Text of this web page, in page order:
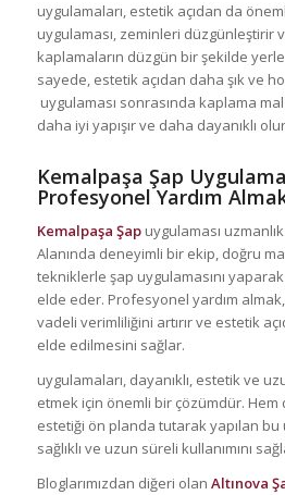
uygulamaları, estetik açıdan da
uygulaması, zeminleri düzgünleştirir
kaplamaların düzgün bir şekilde
sayede, estetik açıdan daha şık ve
uygulaması sonrasında kaplama
daha iyi yapışır ve daha dayanıklı
Kemalpaşa Şap
Profesyonel Yardım
Kemalpaşa Şapuygulaması
Alanında deneyimli bir ekip, doğru
tekniklerle şap uygulamasını
elde eder. Profesyonel yardım
vadeli verimliliğini artırır ve estetik
elde edilmesini sağlar.
uygulamaları, dayanıklı, estetik ve
etmek için önemli bir çözümdür. Hem
estetiği ön planda tutarak yapılan
sağlıklı ve uzun süreli kullanımını
Bloglarımızdan diğeri olan Altınova